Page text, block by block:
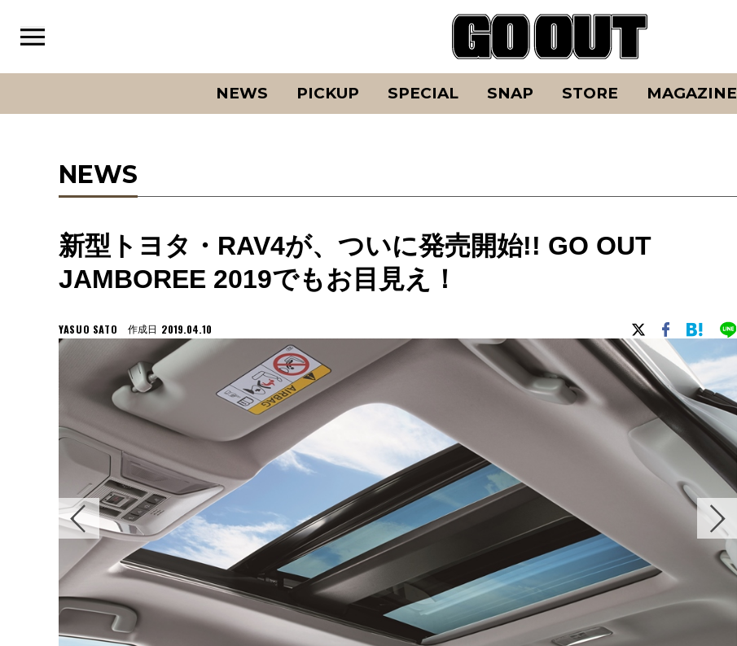
NEWS PICKUP SPECIAL SNAP STORE MAGAZINE
NEWS
新型トヨタ・RAV4が、ついに発売開始!! GO OUT
JAMBOREE 2019でもお目見え！
YASUO SATO 作成日 2019.04.10